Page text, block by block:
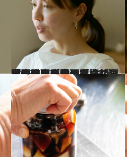
2025.4.23
【インタビューを読む】韓国の家庭では「白ごはんはあまり食べない」「やさしい味つけ」…注目の韓国人料理家 キム・ナレさんが伝えたい韓国家庭料理の味とは？
カルチャー